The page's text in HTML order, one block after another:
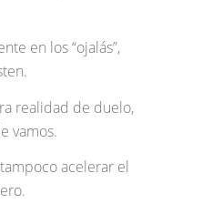
en los “ojalás”,
realidad de duelo,
vamos.
acelerar el